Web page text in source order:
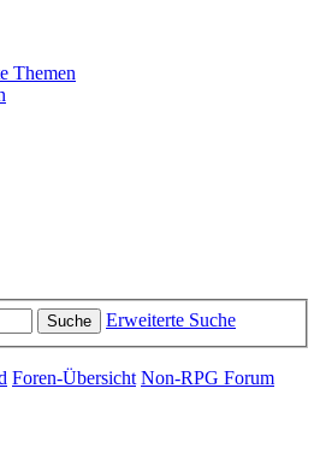
Themen
Suche Erweiterte Suche
Foren-Übersicht Non-RPG Forum